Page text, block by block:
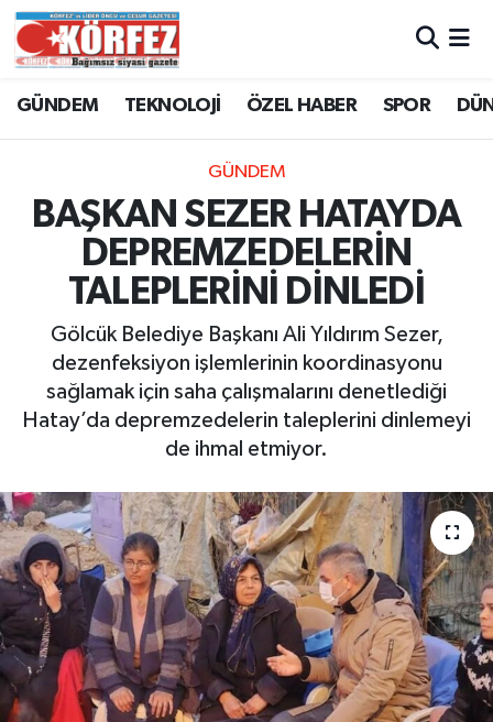
GÜNDEM TEKNOLOJİ ÖZEL HABER SPOR
GÜNDEM
BAŞKAN SEZER HATAYDA
DEPREMZEDELERİN
TALEPLERİNİ DİNLEDİ
Gölcük Belediye Başkanı Ali Yıldırım Sezer,
dezenfeksiyon işlemlerinin koordinasyonu
sağlamak için saha çalışmalarını denetlediği
Hatay’da depremzedelerin taleplerini dinlemeyi
de ihmal etmiyor.
Trafik Durumu
Süper Lig Puan Durumu ve Fikstür
Tüm Manşetler
Son Dakika Haberleri
Haber Arşivi